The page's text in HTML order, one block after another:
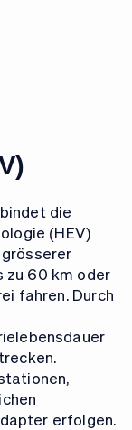
die
(HEV)
zu 60 km oder
fahren. Durch
erfolgen.